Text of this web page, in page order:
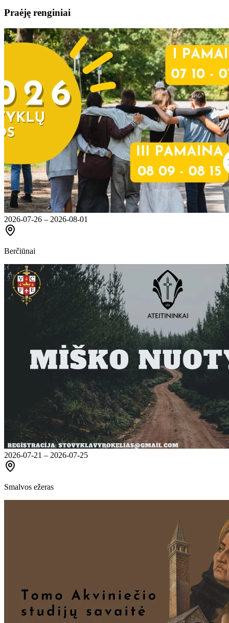
Praėję renginiai
2026-07-26 – 2026-08-01
Berčiūnai
2026-07-21 – 2026-07-25
Smalvos ežeras